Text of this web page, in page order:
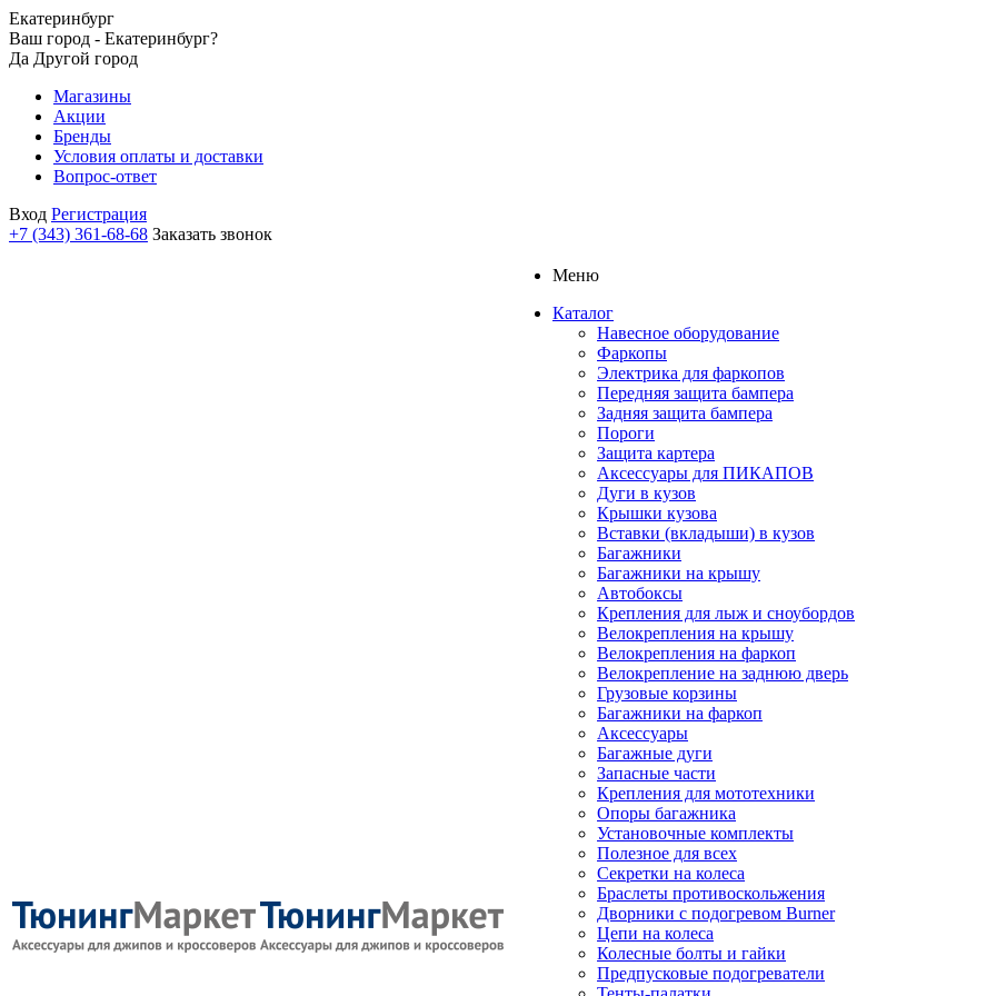
Екатеринбург
Ваш город - Екатеринбург?
Да Другой город
Магазины
Акции
Бренды
Условия оплаты и доставки
Вопрос-ответ
Вход Регистрация
+7 (343) 361-68-68 Заказать звонок
Меню
Каталог
Навесное оборудование
Фаркопы
Электрика для фаркопов
Передняя защита бампера
Задняя защита бампера
Пороги
Защита картера
Аксессуары для ПИКАПОВ
Дуги в кузов
Крышки кузова
Вставки (вкладыши) в кузов
Багажники
Багажники на крышу
Автобоксы
Крепления для лыж и сноубордов
Велокрепления на крышу
Велокрепления на фаркоп
Велокрепление на заднюю дверь
Грузовые корзины
Багажники на фаркоп
Аксессуары
Багажные дуги
Запасные части
Крепления для мототехники
Опоры багажника
Установочные комплекты
Полезное для всех
Секретки на колеса
Браслеты противоскольжения
Дворники с подогревом Burner
Цепи на колеса
Колесные болты и гайки
Предпусковые подогреватели